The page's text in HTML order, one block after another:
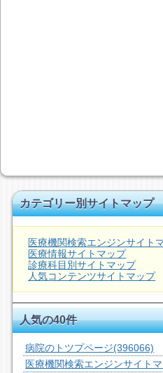
カテゴリー別サイトマップ
医療機関検索エンジンサイト
医療情報サイトマップ
診療科目別サイトマップ
人気コンテンツサイトマップ
人気の40件
病院のトツプページ(396066)
医療機関検索エンジンサイト